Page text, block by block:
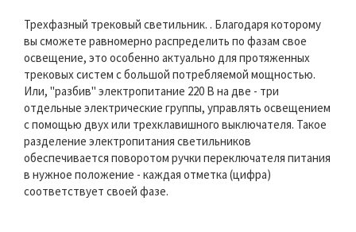
Трехфазный трековый светильник. . Благодаря которому
вы сможете равномерно распределить по фазам свое
освещение, это особенно актуально для протяженных
трековых систем с большой потребляемой мощностью.
Или, "разбив" электропитание 220 В на две - три
отдельные электрические группы, управлять освещением
с помощью двух или трехклавишного выключателя. Такое
разделение электропитания светильников
обеспечивается поворотом ручки переключателя питания
в нужное положение - каждая отметка (цифра)
соответствует своей фазе.